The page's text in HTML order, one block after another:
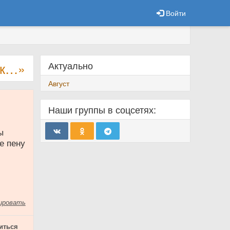
Войти
пену
Актуально
Август
Наши группы в соцсетях: